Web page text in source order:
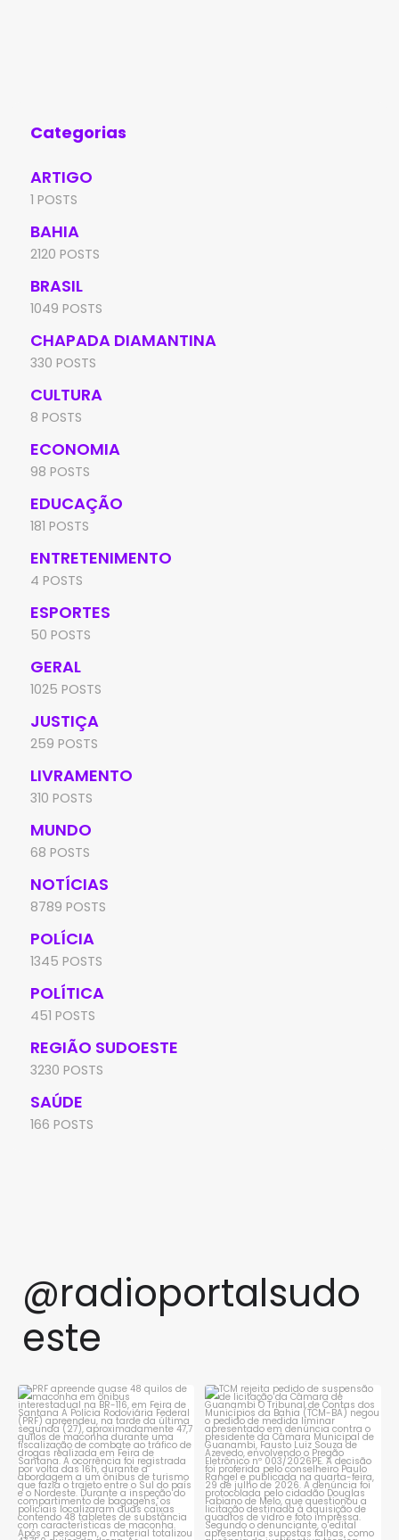
Categorias
ARTIGO
1 POSTS
BAHIA
2120 POSTS
BRASIL
1049 POSTS
CHAPADA DIAMANTINA
330 POSTS
CULTURA
8 POSTS
ECONOMIA
98 POSTS
EDUCAÇÃO
181 POSTS
ENTRETENIMENTO
4 POSTS
ESPORTES
50 POSTS
GERAL
1025 POSTS
JUSTIÇA
259 POSTS
LIVRAMENTO
310 POSTS
MUNDO
68 POSTS
NOTÍCIAS
8789 POSTS
POLÍCIA
1345 POSTS
POLÍTICA
451 POSTS
REGIÃO SUDOESTE
3230 POSTS
SAÚDE
166 POSTS
@radioportalsudo
este
PRF apreende quase 48 quilos
de maconha em ônibus...
1 0
TCM rejeita pedido de
suspensão de licitação da...
1 0